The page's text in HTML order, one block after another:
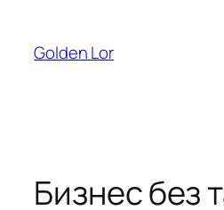
content
Golden Lor
Бизнес без